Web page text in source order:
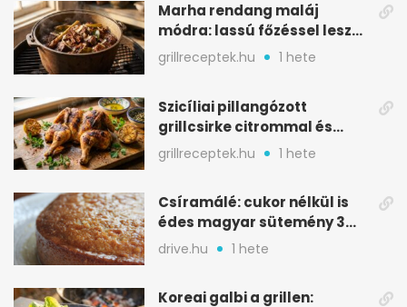
Marha rendang maláj
módra: lassú főzéssel lesz
igazán szaftos
grillreceptek.hu 1 hete
Szicíliai pillangózott
grillcsirke citrommal és
oregánóval
grillreceptek.hu 1 hete
Csíramálé: cukor nélkül is
édes magyar sütemény 3
alapanyagból
drive.hu 1 hete
Koreai galbi a grillen: